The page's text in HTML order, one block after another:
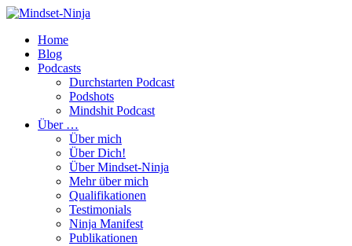
Home
Blog
Podcasts
Durchstarten Podcast
Podshots
Mindshit Podcast
Über …
Über mich
Über Dich!
Über Mindset-Ninja
Mehr über mich
Qualifikationen
Testimonials
Ninja Manifest
Publikationen